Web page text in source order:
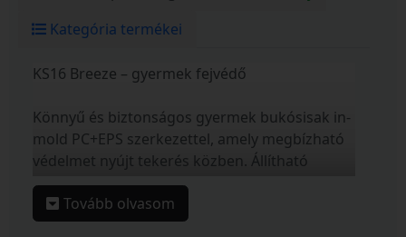
Kategória termékei
KS16 Breeze – gyermek fejvédő
Könnyű és biztonságos gyermek bukósisak in-
mold PC+EPS szerkezettel, amely megbízható
védelmet nyújt tekerés közben. Állítható
Headlock rendszerrel, napellenzővel és
bogárhálóval felszerelve a maximális
kényelemért. CE EN1078 szabványnak
Tovább olvasom